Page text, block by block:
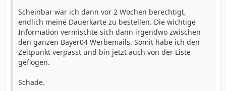
Scheinbar war ich dann vor 2 Wochen berechtigt,
endlich meine Dauerkarte zu bestellen. Die wichtige
Information vermischte sich dann irgendwo zwischen
den ganzen Bayer04 Werbemails. Somit habe ich den
Zeitpunkt verpasst und bin jetzt auch von der Liste
geflogen.
Schade.